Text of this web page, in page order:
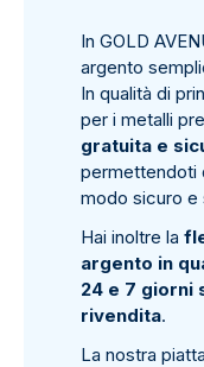
In GOLD
argento
In qualità di
per i metalli
gratuita e
permettendoti
modo sicuro e
Hai inoltre la
argento in
24 e 7 giorni
rivendita.
La nostra